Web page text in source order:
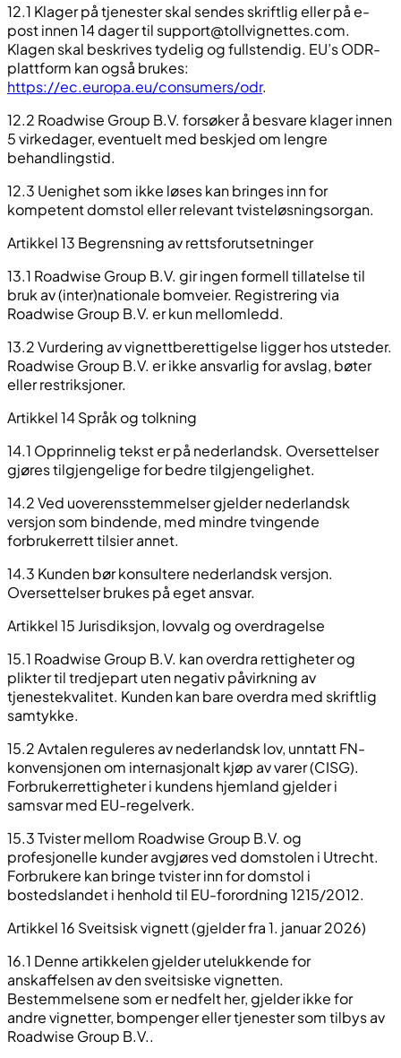
12.1 Klager på tjenester skal sendes skriftlig eller på e-
post innen 14 dager til support@tollvignettes.com.
Klagen skal beskrives tydelig og fullstendig. EU’s ODR-
plattform kan også brukes:
https://ec.europa.eu/consumers/odr.
12.2 Roadwise Group B.V. forsøker å besvare klager innen
5 virkedager, eventuelt med beskjed om lengre
behandlingstid.
12.3 Uenighet som ikke løses kan bringes inn for
kompetent domstol eller relevant tvisteløsningsorgan.
Artikkel 13 Begrensning av rettsforutsetninger
13.1 Roadwise Group B.V. gir ingen formell tillatelse til
bruk av (inter)nationale bomveier. Registrering via
Roadwise Group B.V. er kun mellomledd.
13.2 Vurdering av vignettberettigelse ligger hos utsteder.
Roadwise Group B.V. er ikke ansvarlig for avslag, bøter
eller restriksjoner.
Artikkel 14 Språk og tolkning
14.1 Opprinnelig tekst er på nederlandsk. Oversettelser
gjøres tilgjengelige for bedre tilgjengelighet.
14.2 Ved uoverensstemmelser gjelder nederlandsk
versjon som bindende, med mindre tvingende
forbrukerrett tilsier annet.
14.3 Kunden bør konsultere nederlandsk versjon.
Oversettelser brukes på eget ansvar.
Artikkel 15 Jurisdiksjon, lovvalg og overdragelse
15.1 Roadwise Group B.V. kan overdra rettigheter og
plikter til tredjepart uten negativ påvirkning av
tjenestekvalitet. Kunden kan bare overdra med skriftlig
samtykke.
15.2 Avtalen reguleres av nederlandsk lov, unntatt FN-
konvensjonen om internasjonalt kjøp av varer (CISG).
Forbrukerrettigheter i kundens hjemland gjelder i
samsvar med EU-regelverk.
15.3 Tvister mellom Roadwise Group B.V. og
profesjonelle kunder avgjøres ved domstolen i Utrecht.
Forbrukere kan bringe tvister inn for domstol i
bostedslandet i henhold til EU-forordning 1215/2012.
Artikkel 16 Sveitsisk vignett (gjelder fra 1. januar 2026)
16.1 Denne artikkelen gjelder utelukkende for
anskaffelsen av den sveitsiske vignetten.
Bestemmelsene som er nedfelt her, gjelder ikke for
andre vignetter, bompenger eller tjenester som tilbys av
Roadwise Group B.V..